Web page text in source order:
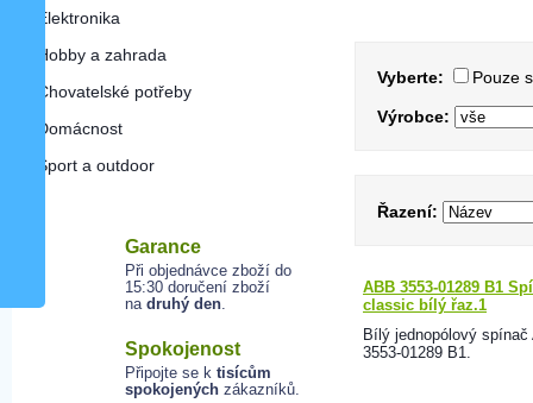
Elektronika
Hobby a zahrada
Chovatelské potřeby
Domácnost
Sport a outdoor
Garance
Při objednávce zboží do
15:30 doručení zboží
na druhý den.
Spokojenost
Připojte se k tisícům
spokojených zákazníků.
Vyberte: Pouze
Výrobce:
Řazení:
ABB 3553-01289 B1
classic bílý řaz.1
Bílý jednopólový spínač
3553-01289 B1.